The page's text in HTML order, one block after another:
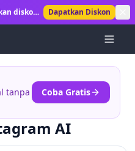
diskon
Dapatkan Diskon
tanpa
Coba Gratis
AI